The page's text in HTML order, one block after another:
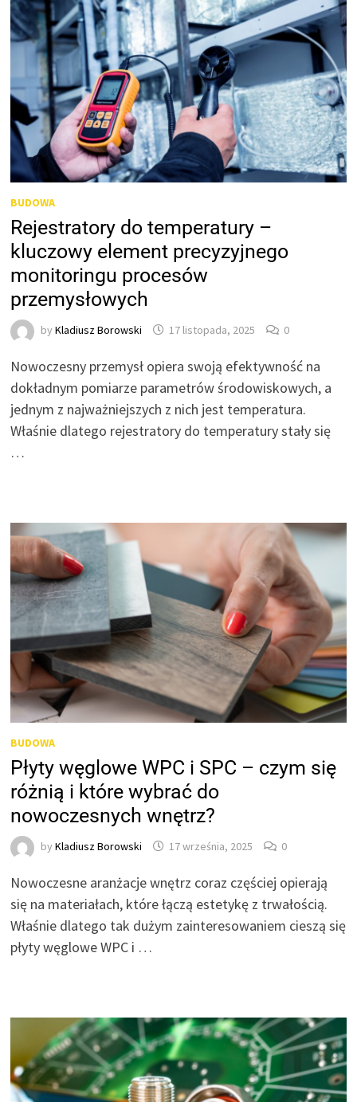
BUDOWA
Rejestratory do temperatury –
kluczowy element precyzyjnego
monitoringu procesów
przemysłowych
byKladiusz Borowski 17 listopada, 2025 0
Nowoczesny przemysł opiera swoją efektywność na
dokładnym pomiarze parametrów środowiskowych, a
jednym z najważniejszych z nich jest temperatura.
Właśnie dlatego rejestratory do temperatury stały się
…
BUDOWA
Płyty węglowe WPC i SPC – czym się
różnią i które wybrać do
nowoczesnych wnętrz?
byKladiusz Borowski 17 września, 2025 0
Nowoczesne aranżacje wnętrz coraz częściej opierają
się na materiałach, które łączą estetykę z trwałością.
Właśnie dlatego tak dużym zainteresowaniem cieszą się
płyty węglowe WPC i …